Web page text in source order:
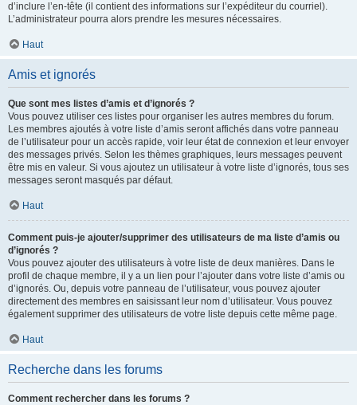
d’inclure l’en-tête (il contient des informations sur l’expéditeur du courriel).
L’administrateur pourra alors prendre les mesures nécessaires.
Haut
Amis et ignorés
Que sont mes listes d’amis et d’ignorés ?
Vous pouvez utiliser ces listes pour organiser les autres membres du forum.
Les membres ajoutés à votre liste d’amis seront affichés dans votre panneau
de l’utilisateur pour un accès rapide, voir leur état de connexion et leur envoyer
des messages privés. Selon les thèmes graphiques, leurs messages peuvent
être mis en valeur. Si vous ajoutez un utilisateur à votre liste d’ignorés, tous ses
messages seront masqués par défaut.
Haut
Comment puis-je ajouter/supprimer des utilisateurs de ma liste d’amis ou
d’ignorés ?
Vous pouvez ajouter des utilisateurs à votre liste de deux manières. Dans le
profil de chaque membre, il y a un lien pour l’ajouter dans votre liste d’amis ou
d’ignorés. Ou, depuis votre panneau de l’utilisateur, vous pouvez ajouter
directement des membres en saisissant leur nom d’utilisateur. Vous pouvez
également supprimer des utilisateurs de votre liste depuis cette même page.
Haut
Recherche dans les forums
Comment rechercher dans les forums ?